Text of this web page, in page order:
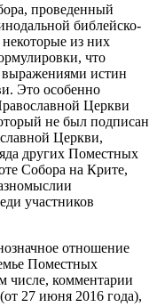
проведенный
библейско-
некоторые из них
что
выражениями истин
Это особенно
Церкви
не был подписан
Церкви,
других Поместных
Собора на Крите,
участников
отношение
Поместных
числе, комментарии
27 июня 2016 года),